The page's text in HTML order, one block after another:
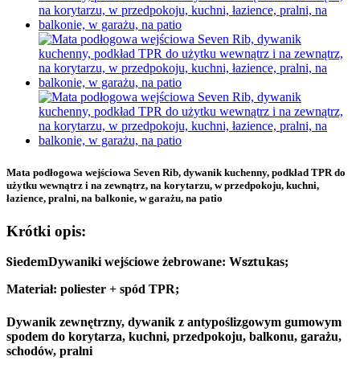
Mata podłogowa wejściowa Seven Rib, dywanik kuchenny, podkład TPR do
użytku wewnątrz i na zewnątrz, na korytarzu, w przedpokoju, kuchni,
łazience, pralni, na balkonie, w garażu, na patio
Krótki opis:
SiedemDywaniki wejściowe żebrowane: Wsztukas;
Materiał: poliester + spód TPR;
Dywanik zewnętrzny, dywanik z antypoślizgowym gumowym
spodem do korytarza, kuchni, przedpokoju, balkonu, garażu,
schodów, pralni